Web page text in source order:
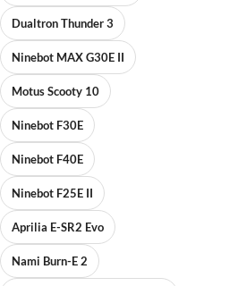
Dualtron Thunder 3
Ninebot MAX G30E II
Motus Scooty 10
Ninebot F30E
Ninebot F40E
Ninebot F25E II
Aprilia E-SR2 Evo
Nami Burn-E 2